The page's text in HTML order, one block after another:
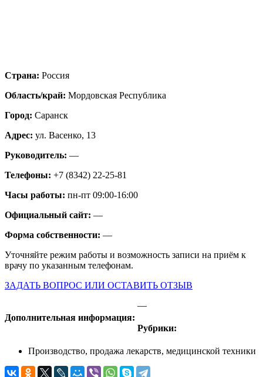
Страна: Россия
Область/край: Мордовская Республика
Город: Саранск
Адрес: ул. Васенко, 13
Руководитель: —
Телефоны: +7 (8342) 22-25-81
Часы работы: пн-пт 09:00-16:00
Официальный сайт: —
Форма собственности: —
Уточняйте режим работы и возможность записи на приём к
врачу по указанным телефонам.
ЗАДАТЬ ВОПРОС ИЛИ ОСТАВИТЬ ОТЗЫВ
Дополнительная информация:
—
Рубрики:
Производство, продажа лекарств, медицинской техники